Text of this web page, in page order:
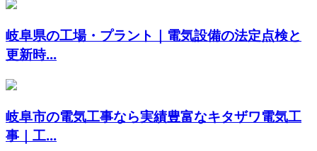
岐阜県の工場・プラント｜電気設備の法定点検と
更新時...
岐阜市の電気工事なら実績豊富なキタザワ電気工
事｜工...